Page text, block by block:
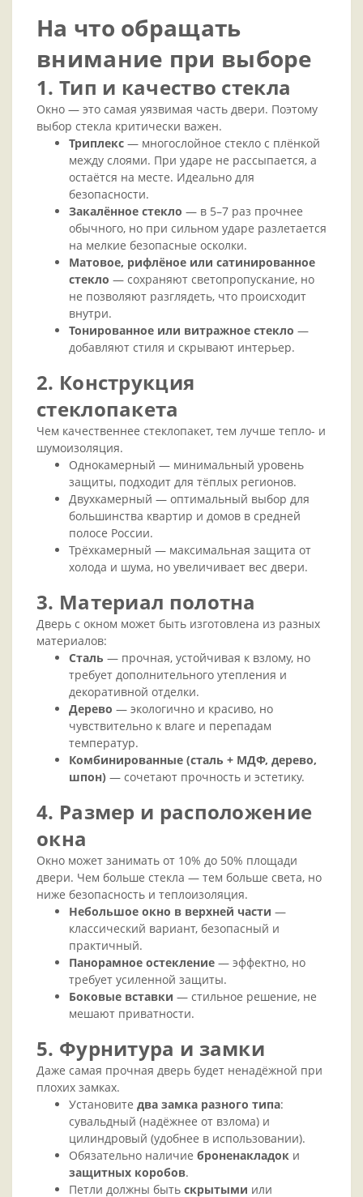
На что обращать
внимание при выборе
1. Тип и качество стекла
Окно — это самая уязвимая часть двери. Поэтому
выбор стекла критически важен.
Триплекс — многослойное стекло с плёнкой
между слоями. При ударе не рассыпается, а
остаётся на месте. Идеально для
безопасности.
Закалённое стекло — в 5–7 раз прочнее
обычного, но при сильном ударе разлетается
на мелкие безопасные осколки.
Матовое, рифлёное или сатинированное
стекло — сохраняют светопропускание, но
не позволяют разглядеть, что происходит
внутри.
Тонированное или витражное стекло —
добавляют стиля и скрывают интерьер.
2. Конструкция
стеклопакета
Чем качественнее стеклопакет, тем лучше тепло- и
шумоизоляция.
Однокамерный — минимальный уровень
защиты, подходит для тёплых регионов.
Двухкамерный — оптимальный выбор для
большинства квартир и домов в средней
полосе России.
Трёхкамерный — максимальная защита от
холода и шума, но увеличивает вес двери.
3. Материал полотна
Дверь с окном может быть изготовлена из разных
материалов:
Сталь — прочная, устойчивая к взлому, но
требует дополнительного утепления и
декоративной отделки.
Дерево — экологично и красиво, но
чувствительно к влаге и перепадам
температур.
Комбинированные (сталь + МДФ, дерево,
шпон) — сочетают прочность и эстетику.
4. Размер и расположение
окна
Окно может занимать от 10% до 50% площади
двери. Чем больше стекла — тем больше света, но
ниже безопасность и теплоизоляция.
Небольшое окно в верхней части —
классический вариант, безопасный и
практичный.
Панорамное остекление — эффектно, но
требует усиленной защиты.
Боковые вставки — стильное решение, не
мешают приватности.
5. Фурнитура и замки
Даже самая прочная дверь будет ненадёжной при
плохих замках.
Установите два замка разного типа:
сувальдный (надёжнее от взлома) и
цилиндровый (удобнее в использовании).
Обязательно наличие броненакладок и
защитных коробов.
Петли должны быть скрытыми или